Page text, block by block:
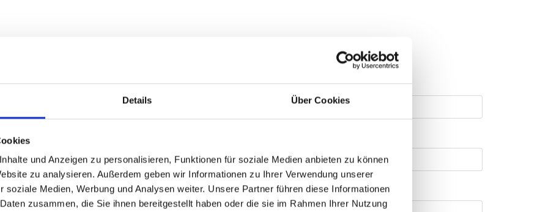
Details Über Cookies
und Anzeigen zu personalisieren, Funktionen für soziale Medien anbieten zu können
zu analysieren. Außerdem geben wir Informationen zu Ihrer Verwendung unserer
soziale Medien, Werbung und Analysen weiter. Unsere Partner führen diese Informationen
zusammen, die Sie ihnen bereitgestellt haben oder die sie im Rahmen Ihrer Nutzung
Empresa*
Teléfono*